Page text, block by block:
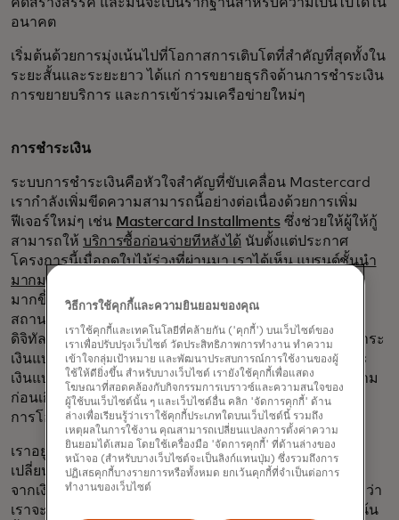
อนาคต
เริ่มต้นด้วยการมุ่งเน้นไปที่โอกาสการเติบโตที่สำคัญที่สุดทั้งใน
ระยะสั้นและระยะยาว ได้แก่ การขยายธุรกิจด้านการชำระเงิน
การขยายบริการ และการเข้าร่วมเครือข่ายใหม่ๆ
การชำระเงิน
ระบบการชำระเงินคือหัวใจสำคัญที่ขับเคลื่อน Mastercard
เรากำลังเพิ่มขีดความสามารถนี้อย่างต่อเนื่องด้วยการเพิ่ม
ฟีเจอร์ใหม่ๆ เช่น Mastercard Installmentsซึ่งช่วยให้ผู้ให้กู้
สามารถให้ บริการซื้อก่อนจ่ายทีหลังได้ นับตั้งแต่ประกาศ
โครงการนี้เมื่อฤดูใบไม้ร่วงที่ผ่านมา เราได้เห็นแบรนด์ชั้นนำ
มากมาย
มากขึ้นให้แก่ลูกค้าของพวกเขา นอกจากนี้ เรายังได้ขยาย
สถานที่ที่ผู้คนสามารถใช้บัตรแบบไร้สัมผัสและกระเป๋าเงิน
ดิจิทัลได้มากขึ้นด้วย ในช่วงไตรมาสที่สี่ของปี 2021 การชำระ
เงินแบบไร้สัมผัสมีสัดส่วนถึงครึ่งหนึ่งของธุรกรรมการชำระ
เงินแบบพบปะตัวต่อตัวทั่วโลกของเรา เพิ่มขึ้นจากหนึ่งในสาม
ก่อนเกิดการระบาดใหญ่ นอกจากนี้ เรายังเติบโตขึ้นในด้าน
การโอนเงิน การเบิกจ่าย และการชำระเงินแบบเรียลไทม์
เราอยู่ในตำแหน่งที่ได้เปรียบในการใช้ประโยชน์จากการ
เปลี่ยนแปลงระยะยาวหลายปีที่จะเปลี่ยนระบบการชำระเงิน
จากเงินสดไปสู่ระบบดิจิทัล เรากำลังดำเนินการเพื่อให้แน่ใจว่า
เราจะไม่ปล่อยให้มีช่องว่างใดๆ ในด้านการชำระเงิน โดยเน้น
วิธีการใช้คุกกี้และความยินยอมของคุณ
เราใช้คุกกี้และเทคโนโลยีที่คล้ายกัน ('คุกกี้') บนเว็บไซต์ของ
เราเพื่อปรับปรุงเว็บไซต์ วัดประสิทธิภาพการทำงาน ทำความ
เข้าใจกลุ่มเป้าหมาย และพัฒนาประสบการณ์การใช้งานของผู้
ใช้ให้ดียิ่งขึ้น สำหรับบางเว็บไซต์ เรายังใช้คุกกี้เพื่อแสดง
โฆษณาที่สอดคล้องกับกิจกรรมการเบราวซ์และความสนใจของ
ผู้ใช้บนเว็บไซต์นั้น ๆ และเว็บไซต์อื่น คลิก 'จัดการคุกกี้' ด้าน
ล่างเพื่อเรียนรู้ว่าเราใช้คุกกี้ประเภทใดบนเว็บไซต์นี้ รวมถึง
เหตุผลในการใช้งาน คุณสามารถเปลี่ยนแปลงการตั้งค่าความ
ยินยอมได้เสมอ โดยใช้เครื่องมือ 'จัดการคุกกี้' ที่ด้านล่างของ
หน้าจอ (สำหรับบางเว็บไซต์จะเป็นลิงก์แทนปุ่ม) ซึ่งรวมถึงการ
ปฏิเสธคุกกี้บางรายการหรือทั้งหมด ยกเว้นคุกกี้ที่จำเป็นต่อการ
ทำงานของเว็บไซต์